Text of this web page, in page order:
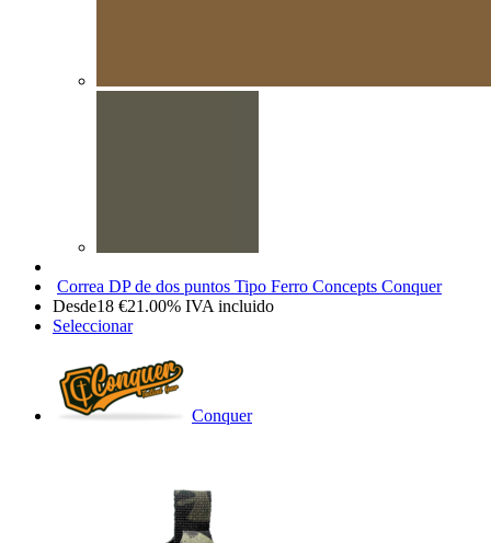
Correa DP de dos puntos Tipo Ferro Concepts Conquer
Desde18 €21.00% IVA incluido
Seleccionar
Conquer